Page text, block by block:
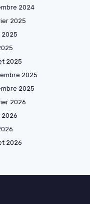
2024
2025
2025
2025
2025
2025
2026
2026
2026